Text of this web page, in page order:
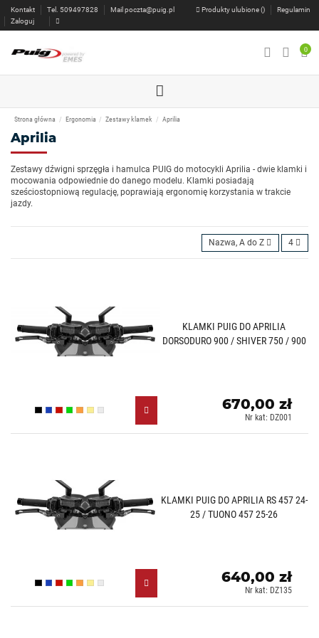
Kontakt Tel. 509497828 Mail poczta@puig.pl Produkty ulubione ()
Regulamin
Zaloguj
0
Strona główna Ergonomia Zestawy klamek Aprilia
Aprilia
Zestawy dźwigni sprzęgła i hamulca PUIG do motocykli Aprilia - dwie klamki i
mocowania odpowiednie do danego modelu. Klamki posiadają
sześciostopniową regulację, poprawiają ergonomię korzystania w trakcie
jazdy.
Nazwa, A do Z 4
KLAMKI PUIG DO APRILIA
DORSODURO 900 / SHIVER 750 / 900
Czarny (N)
Niebieski (A)
Czerwony (R)
Zielony (V)
Pomarańczowy (T)
Złoty (O)
Srebrny (P)
670,00 zł
Nr kat: DZ001
KLAMKI PUIG DO APRILIA RS 457 24-
25 / TUONO 457 25-26
Czarny (N)
Niebieski (A)
Czerwony (R)
Zielony (V)
Pomarańczowy (T)
Złoty (O)
Srebrny (P)
640,00 zł
Nr kat: DZ135